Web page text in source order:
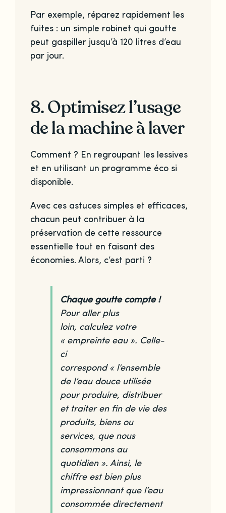
Par exemple, réparez rapidement les
fuites : un simple robinet qui goutte
peut gaspiller jusqu’à 120 litres d’eau
par jour.
8. Optimisez l’usage
de la machine à laver
Comment ? En regroupant les lessives
et en utilisant un programme éco si
disponible.
Avec ces astuces simples et efficaces,
chacun peut contribuer à la
préservation de cette ressource
essentielle tout en faisant des
économies. Alors, c’est parti ?
Chaque goutte compte !
Pour aller plus
loin, calculez votre
« empreinte eau ». Celle-
ci
correspond « l’ensemble
de l’eau douce utilisée
pour produire, distribuer
et traiter en fin de vie des
produits, biens ou
services, que nous
consommons au
quotidien ». Ainsi, le
chiffre est bien plus
impressionnant que l’eau
consommée directement